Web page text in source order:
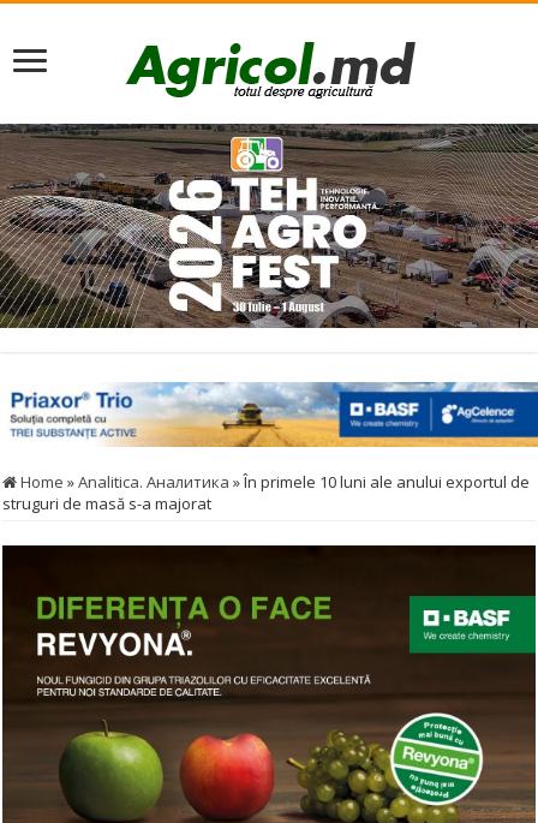
Home »Analitica. Аналитика »În primele 10 luni ale anului exportul de
struguri de masă s-a majorat